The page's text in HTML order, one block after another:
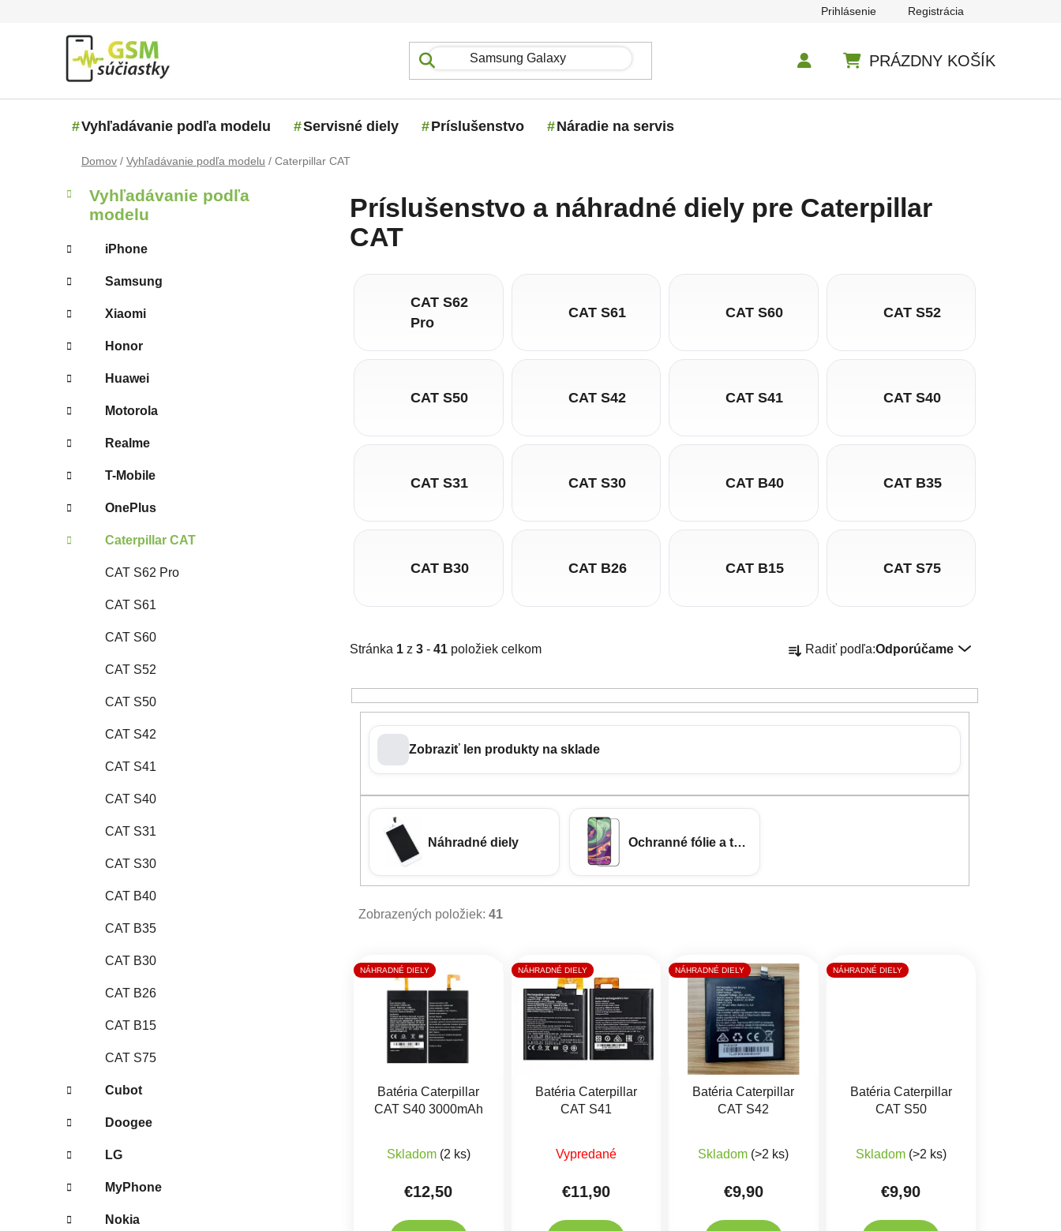
Prihlásenie Registrácia
PRÁZDNY KOŠÍK
Vyhľadávanie podľa modelu Servisné diely Príslušenstvo Náradie na servis
Domov / Vyhľadávanie podľa modelu / Caterpillar CAT
Bočný panel
Kategórie
Vyhľadávanie podľa
modelu
iPhone
Samsung
Xiaomi
Honor
Huawei
Motorola
Realme
T-Mobile
OnePlus
Caterpillar CAT
CAT S62 Pro
CAT S61
CAT S60
CAT S52
CAT S50
CAT S42
CAT S41
CAT S40
CAT S31
CAT S30
CAT B40
CAT B35
CAT B30
CAT B26
CAT B15
CAT S75
Cubot
Doogee
LG
MyPhone
Nokia
Príslušenstvo a náhradné diely pre Caterpillar
CAT
CAT S62
Pro
CAT S61 CAT S60 CAT S52
CAT S50 CAT S42 CAT S41 CAT S40
CAT S31 CAT S30 CAT B40 CAT B35
CAT B30 CAT B26 CAT B15 CAT S75
Stránka 1 z 3 - 41 položiek celkom Radiť podľa:Odporúčame
Zobraziť len produkty na sklade
Náhradné diely Ochranné fólie a tvrdené sklá
Zobrazených položiek: 41
Výpis produktov
NÁHRADNÉ DIELY
Batéria Caterpillar
CAT S40 3000mAh
Skladom (2 ks)
€12,50
NÁHRADNÉ DIELY
Batéria Caterpillar
CAT S41
Vypredané
€11,90
NÁHRADNÉ DIELY
Batéria Caterpillar
CAT S42
Skladom (>2 ks)
€9,90
NÁHRADNÉ DIELY
Batéria Caterpillar
CAT S50
Skladom (>2 ks)
€9,90